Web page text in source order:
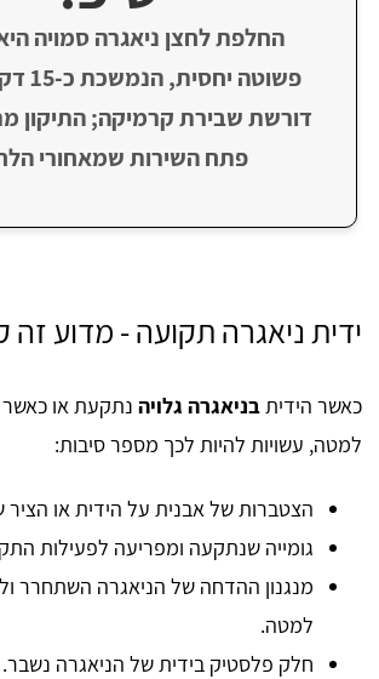
החלפת לחצן ניאגרה סמויה
פשוטה
דורשת שבירת קרמיקה; התיקון
פתח השירות שמאחורי
ידית ניאגרה תקועה - מדוע זה
כאשר הידיתבניאגרה גלויה נתקעת או כאשר
למטה, עשויות להיות לכך מספר סיבות:
הצטברות של אבנית על הידית או הציר
גומייה שנתקעה ומפריעה לפעילות
מנגנון ההדחה של הניאגרה השתחרר
למטה.
חלק פלסטיק בידית של הניאגרה נשבר.